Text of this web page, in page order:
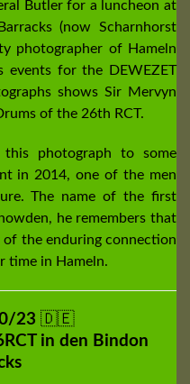
Butler for a luncheon at
(now Scharnhorst
photographer of Hameln
events for the DEWEZET
shows Sir Mervyn
of the 26th RCT.
this photograph to some
in 2014, one of the men
The name of the first
he remembers that
the enduring connection
time in Hameln.
23 🇩🇪
in den Bindon